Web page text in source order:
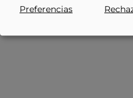
Preferencias